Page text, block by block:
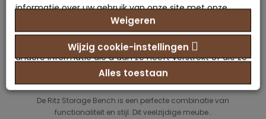
Vergroot de uitstraling van je slaapkamer met de toevoeging
van een opbergbank zoals Marbella, die n..
Prijs:€399,00
Ritz Opbergbank
De Ritz Storage Bench is een perfecte combinatie van
functionaliteit en stijl. Dit veelzijdige meube..
informatie over uw gebruik van onze site met onze
partners voor social media, adverteren en analyse. Deze
partners kunnen deze gegevens combineren met
andere informatie die u aan ze heeft verstrekt of die ze
hebben verzameld op basis van uw gebruik van hun
services.
Weigeren
Wijzig cookie-instellingen
Alles toestaan